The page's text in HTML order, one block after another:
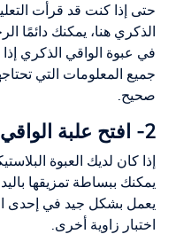
حتى إذا كنت قد قرأت
الذكري هنا، يمكنك دائمًا
في عبوة الواقي الذكري
جميع المعلومات التي
صحيح.
2- افتح علبة الواقي الذكري
إذا كان لديك العبوة
يمكنك ببساطة تمزيقها
يعمل بشكل جيد في إحدى
اختبار زاوية أخرى.